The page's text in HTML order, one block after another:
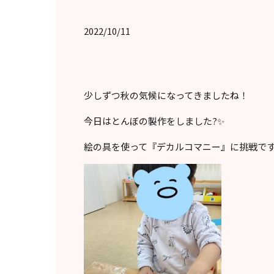
2022/10/11
少しずつ秋の気候になってきましたね！
今日はとんぼの製作をしました?✨
絵の具を使って『デカルコマニー』に挑戦で